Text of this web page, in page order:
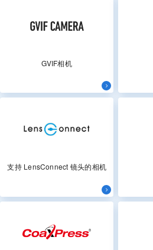
GVIF相机
支持 LensConnect 镜头的相机